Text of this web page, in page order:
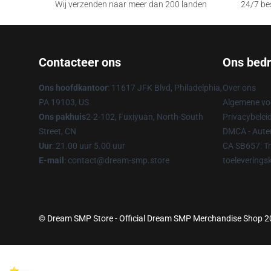
Wij verzenden naar meer dan 200 landen
24/7
Contacteer ons
Ons hoofdkantoor: 11617 JFK Blvd, Philadelphia,
PA 19103, US
Ons pakhuis2-2-102, Fuxiyuan, North-South
Street, CN
Uur: 21.00 uur 5.00 uur
E-mail : contact@dream-smp.store
Ons
Over ons
Algemene
Privacybeleid
DMCA -
CA SB657:
© Dream SMP Store - Official Dream SMP Merchandise Shop